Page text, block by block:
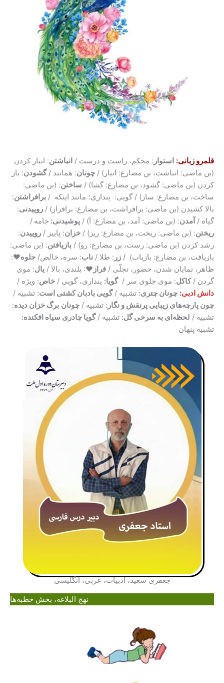
قلمرو زبانی: استوار : محکم، راست و درست / انباشتن: انبار کردن
(بن ماضی: انباشت، بن مضارع: انبار) / چونان: همانند /گشودن: باز
کردن (بن ماضی: گشود، بن مضارع: گشا) / ساختن: (بن ماضی:
ساخت، بن مضارع: ساز) / گویی: پنداری؛ مانند اینکه / برافراشتن:
بالا کشیدن (بن ماضی: برافراشت، بن مضارع: برافراز) / روییدنی:
گیاه / آمدن: (بن ماضی: آمد، بن مضارع: آ) / پوشیدنی: جامه /
ریختن: (بن ماضی: ریخت، بن مضارع: ریز) / خزان: پاییز / روییدن:
رشد کردن (بن ماضی: رست، بن مضارع: رو) / بازیافتن: (بن ماضی:
بازیافت، بن مضارع: بازیاب) / زر : طلا / ناب: سره، خالص/ جلوه♥:
ظاهر، نمایان شدن، حضور، تجلّی / فراز ♥: بلندی، بالا / یال: موی
گردن /کاکل: موی جلوی سر /گویا: پنداری، گویی / خاص: ویژه /
دانش ادبی: چونان چتری: تشبیه /گویی بادبان کشتی است: تشبیه /
چون پارچه‌های زیبایی پرنقش و نگار : تشبیه / چونان برگ خزان دیده:
تشبیه / لحظه‌ای به سرخی گل: تشبیه /گویا چادری سیاه افکنده:
تشبیه پنهان
جعفری سعید، ادبیات، عربی، انگلیسی
نهج البلاغه، بخش خطبه‌ها